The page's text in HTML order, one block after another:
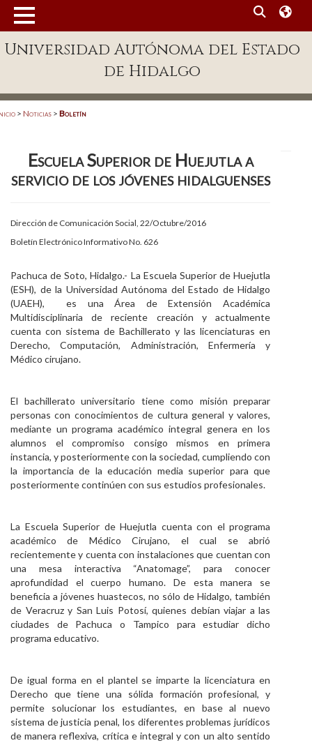
Enlaces
Patronato
Publicaciones en línea
Acreditación Internacional
Alumnado
Aspirantes
Personal
Alumni
Universidad Autónoma del Estado
de Hidalgo
> Noticias > Boletín
Escuela Superior de Huejutla a
servicio de los jóvenes hidalguenses
Dirección de Comunicación Social, 22/Octubre/2016
Boletín Electrónico Informativo No. 626
Pachuca de Soto, Hidalgo.- La Escuela Superior de Huejutla
(ESH), de la Universidad Autónoma del Estado de Hidalgo
(UAEH), es una Área de Extensión Académica
Multidisciplinaria de reciente creación y actualmente
cuenta con sistema de Bachillerato y las licenciaturas en
Derecho, Computación, Administración, Enfermería y
Médico cirujano.
El bachillerato universitario tiene como misión preparar
personas con conocimientos de cultura general y valores,
mediante un programa académico integral genera en los
alumnos el compromiso consigo mismos en primera
instancia, y posteriormente con la sociedad, cumpliendo con
la importancia de la educación media superior para que
posteriormente continúen con sus estudios profesionales.
La Escuela Superior de Huejutla cuenta con el programa
académico de Médico Cirujano, el cual se abrió
recientemente y cuenta con instalaciones que cuentan con
una mesa interactiva “Anatomage”, para conocer
aprofundidad el cuerpo humano. De esta manera se
beneficia a jóvenes huastecos, no sólo de Hidalgo, también
de Veracruz y San Luis Potosí, quienes debían viajar a las
ciudades de Pachuca o Tampico para estudiar dicho
programa educativo.
De igual forma en el plantel se imparte la licenciatura en
Derecho que tiene una sólida formación profesional, y
permite solucionar los estudiantes, en base al nuevo
sistema de justicia penal, los diferentes problemas jurídicos
de manera reflexiva, crítica e integral y con un alto sentido